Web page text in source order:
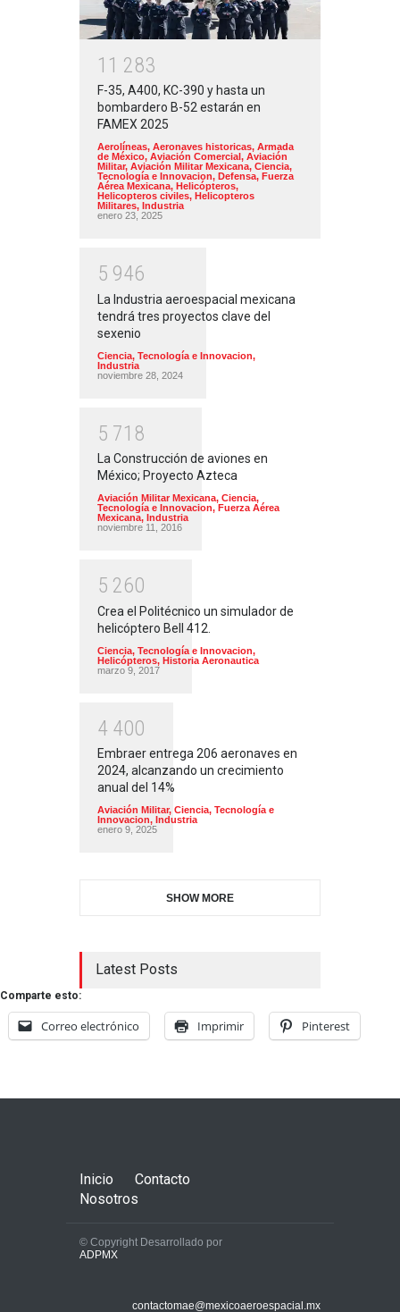
1 1 283
F-35, A400, KC-390 y hasta un
bombardero B-52 estarán en
FAMEX 2025
Aerolíneas, Aeronaves historicas, Armada
de México, Aviación Comercial, Aviación
Militar, Aviación Militar Mexicana, Ciencia,
Tecnología e Innovacion, Defensa, Fuerza
Aérea Mexicana, Helicópteros,
Helicopteros civiles, Helicopteros
Militares, Industria
enero 23, 2025
5 946
La Industria aeroespacial mexicana
tendrá tres proyectos clave del
sexenio
Ciencia, Tecnología e Innovacion,
Industria
noviembre 28, 2024
5 71 8
La Construcción de aviones en
México; Proyecto Azteca
Aviación Militar Mexicana, Ciencia,
Tecnología e Innovacion, Fuerza Aérea
Mexicana, Industria
noviembre 11, 2016
5 260
Crea el Politécnico un simulador de
helicóptero Bell 412.
Ciencia, Tecnología e Innovacion,
Helicópteros, Historia Aeronautica
marzo 9, 2017
4 400
Embraer entrega 206 aeronaves en
2024, alcanzando un crecimiento
anual del 14%
Aviación Militar, Ciencia, Tecnología e
Innovacion, Industria
enero 9, 2025
SHOW MORE
Latest Posts
Comparte esto:
Correo electrónico Imprimir Pinterest
Inicio
Contacto
Nosotros
© Copyright Desarrollado por
ADPMX
contactomae@mexicoaeroespacial.mx